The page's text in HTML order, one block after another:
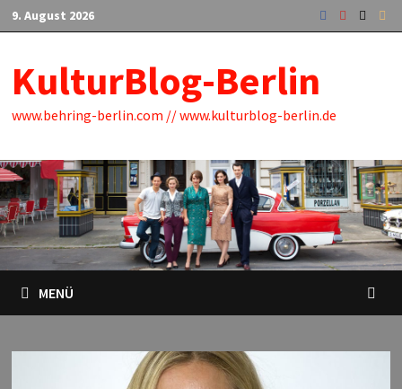
Zum
Inhalt
9. August 2026
KulturBlog-Berlin
www.behring-berlin.com // www.kulturblog-berlin.de
MENÜ